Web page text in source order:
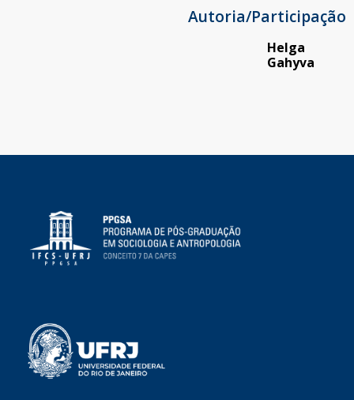
Autoria/Participação
Helga
Gahyva